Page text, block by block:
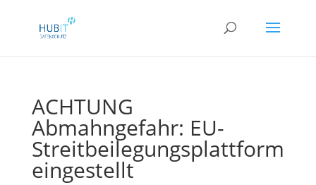
ACHTUNG
Abmahngefahr: EU-
Streitbeilegungsplattform
eingestellt